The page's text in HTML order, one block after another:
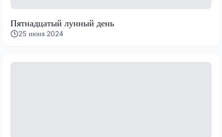
Пятнадцатый лунный день
25 июня 2024